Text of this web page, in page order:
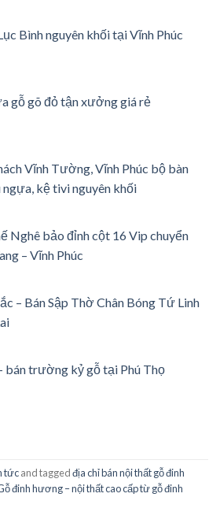
Bình nguyên khối tại Vĩnh Phúc
gỗ gõ đỏ tận xưởng giá rẻ
Vĩnh Tường, Vĩnh Phúc bộ bàn
ngựa, kệ tivi nguyên khối
Nghê bảo đỉnh cột 16 Vip chuyển
– Vĩnh Phúc
– Bán Sập Thờ Chân Bóng Tứ Linh
bán trường kỷ gỗ tại Phú Thọ
tứcand taggedđịa chỉ bán nội thất gỗ đinh
đinh hương – nội thất cao cấp từ gỗ đinh